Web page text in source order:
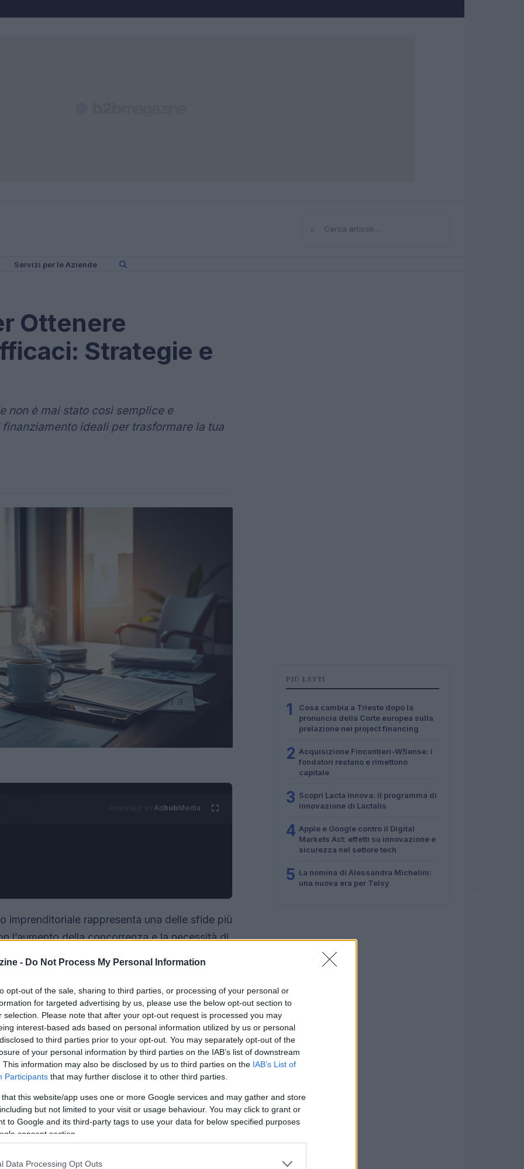
- Do Not Process My Personal Information
opt-out of the sale, sharing to third parties, or processing of your personal or
for targeted advertising by us, please use the below opt-out section to
selection. Please note that after your opt-out request is processed you may
interest-based ads based on personal information utilized by us or personal
to third parties prior to your opt-out. You may separately opt-out of the
of your personal information by third parties on the IAB’s list of downstream
This information may also be disclosed by us to third parties on the IAB’s List of
Participants that may further disclose it to other third parties.
that this website/app uses one or more Google services and may gather and store
but not limited to your visit or usage behaviour. You may click to grant or
to Google and its third-party tags to use your data for below specified purposes
consent section.
Data Processing Opt Outs
⌕Cerca
Servizi per le Aziende
Ottenere
Strategie e
non è mai stato così semplice e
ideali per trasformare la tua
AdhubMedia
imprenditoriale rappresenta una delle sfide più
l’aumento della concorrenza e la necessità di
fondamentale per trasformare idee in
e strategie per ottenere finanziamenti,
PIÙ LETTI
1
Cosa cambia a Trieste dopo la
pronuncia della Corte europea sulla
prelazione nei project financing
2 Acquisizione Fincantieri-WSense: i
fondatori restano e rimettono
capitale
3 Scopri Lacta Innova: il programma di
innovazione di Lactalis
4 Apple e Google contro il Digital
Markets Act: effetti su innovazione e
sicurezza nel settore tech
5 La nomina di Alessandra Michelini:
una nuova era per Telsy